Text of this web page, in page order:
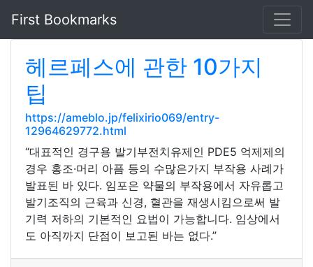
First Bookmarks
헤르페스에 관한 10가지
팁
https://ameblo.jp/felixirio069/entry-
12964629772.html
“대표적인 경구용 발기부전치유제인 PDE5 억제제의
경우 홍조·머리 아픔 등의 수많은가지 부작용 사례가
발표된 바 있다. 임포은 약물의 부작용에서 자유롭고
발기조직의 근육과 신경, 혈관을 재생시킴으로써 발
기력 저하의 기본적인 요법이 가능합니다. 임상에서
도 아직까지 단점이 보고된 바는 없다.”